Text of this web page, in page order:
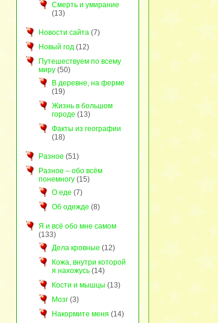
Смерть и умирание
(13)
Новости сайта(7)
Новый год(12)
Путешествуем по всему
миру(50)
В деревне, на ферме
(19)
Жизнь в большом
городе (13)
Факты из географии
(18)
Разное (51)
Разное – обо всём
понемногу(15)
О еде (7)
Об одежде (8)
Я и всё обо мне самом
(133)
Дела кровные (12)
Кожа, внутри которой
я нахожусь(14)
Кости и мышцы (13)
Мозг(3)
Накормите меня (14)